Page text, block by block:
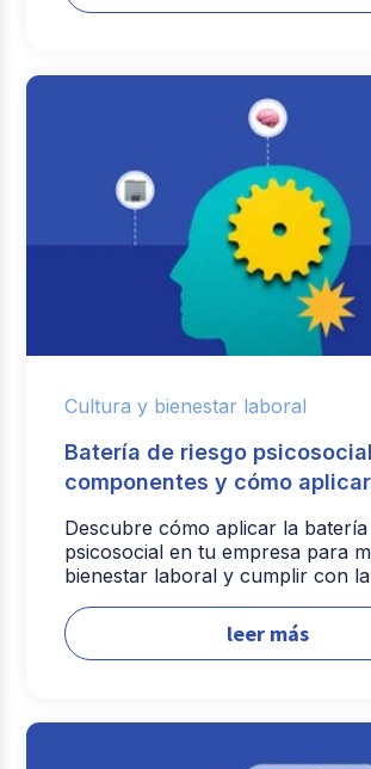
Cultura y bienestar laboral
Batería de riesgo
componentes y cómo
Descubre cómo aplicar la batería
psicosocial en tu empresa para
bienestar laboral y cumplir con la
leer más